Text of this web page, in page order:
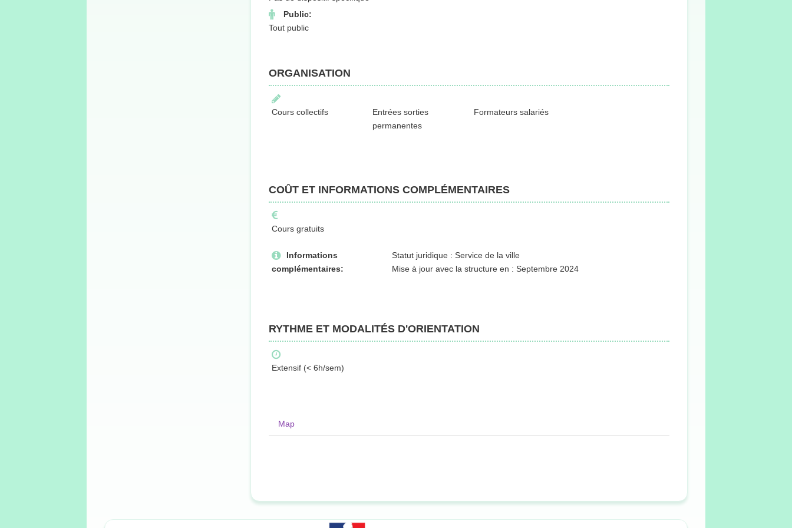
Public:
Tout public
ORGANISATION
Cours collectifs
Entrées sorties
permanentes
Formateurs salariés
COÛT ET INFORMATIONS COMPLÉMENTAIRES
Cours gratuits
Informations
complémentaires:
Statut juridique : Service de la ville
Mise à jour avec la structure en : Septembre 2024
RYTHME ET MODALITÉS D'ORIENTATION
Extensif (< 6h/sem)
Map